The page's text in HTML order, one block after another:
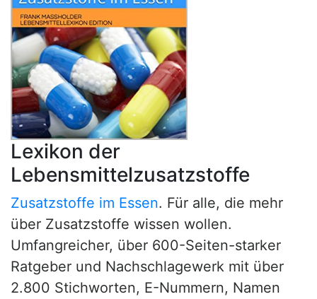
Lexikon der
Lebensmittelzusatzstoffe
Zusatzstoffe im Essen. Für alle, die mehr
über Zusatzstoffe wissen wollen.
Umfangreicher, über 600-Seiten-starker
Ratgeber und Nachschlagewerk mit über
2.800 Stichworten, E-Nummern, Namen